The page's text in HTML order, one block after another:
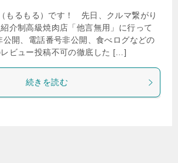
もるもる）です！ 先日、クルマ繋がり
介制高級焼肉店「他言無用」に行って
開、電話番号非公開、食べログなどの
ビュー投稿不可の徹底した […]
続きを読む